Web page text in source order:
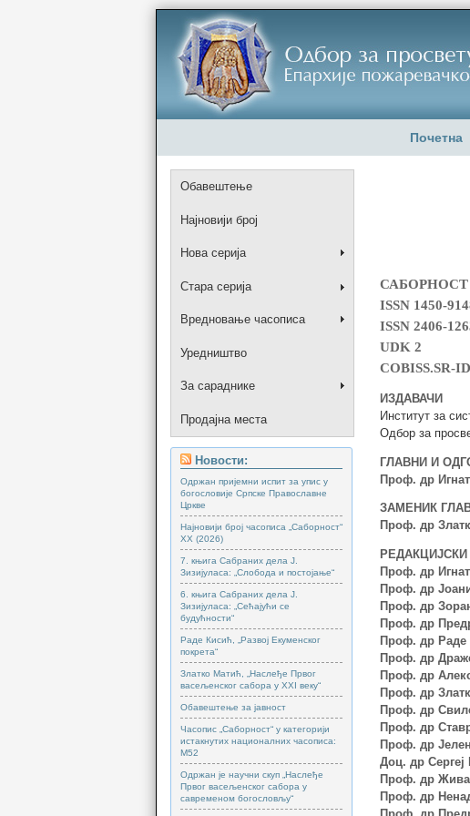
Почетна
Обавештење
Најновији број
Нова серија
Стара серија
Вредновање часописа
Уредништво
За сараднике
Продајна места
Новости:
Одржан пријемни испит за упис у
богословије Српске Православне
Цркве
Најновији број часописа „Саборност“
XX (2026)
7. књига Сабраних дела Ј.
Зизијуласа: „Слобода и постојање“
6. књига Сабраних дела Ј.
Зизијуласа: „Сећајући се
будућности“
Раде Кисић, „Развој Екуменског
покрета“
Златко Матић, „Наслеђе Првог
васељенског сабора у XXI веку“
Обавештење за јавност
Часопис „Саборност“ у категорији
истакнутих националних часописа:
М52
Одржан је научни скуп „Наслеђе
Првог васељенског сабора у
савременом богословљу“
САБОРНОСТ
ISSN 1450-
ISSN 2406-
UDK 2
COBISS.SR-ID
ИЗДАВАЧИ
Институт за
Одбор за
ГЛАВНИ И
Проф. др
ЗАМЕНИК
Проф. др
Проф. др
Проф. др
Проф. др
Проф. др
Проф. др Раде
Проф. др
Проф. др
Проф. др
Проф. др
Проф. др
Проф. др
Доц. др
Проф. др
Проф. др